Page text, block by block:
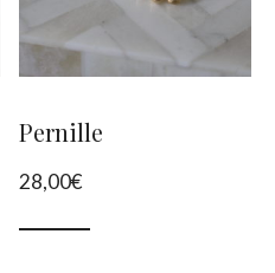
Pernille
28,00€